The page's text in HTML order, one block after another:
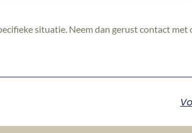
situatie. Neem dan gerust contact met